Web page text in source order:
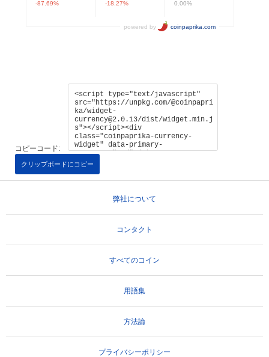
コピーコード:
クリップボードにコピー
弊社について
コンタクト
すべてのコイン
用語集
方法論
プライバシーポリシー